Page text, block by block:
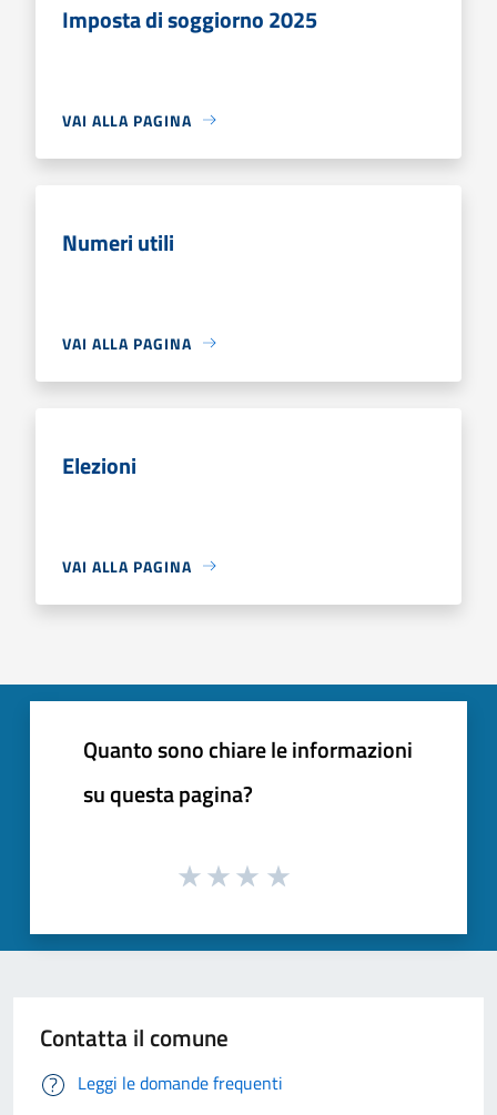
Imposta di soggiorno 2025
VAI ALLA PAGINA
Numeri utili
VAI ALLA PAGINA
Elezioni
VAI ALLA PAGINA
Quanto sono chiare le informazioni
su questa pagina?
Contatta il comune
Leggi le domande frequenti